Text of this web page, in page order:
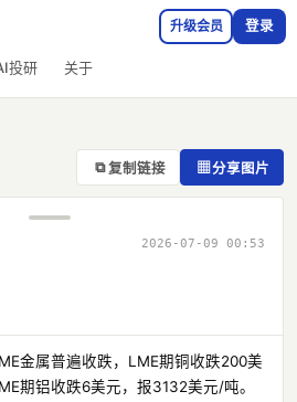
投研 关于
升级会员 登录
⧉ 复制链接 ▦分享图片
2026-07-09 00:53
金属普遍收跌，LME期铜收跌200美
期铝收跌6美元，报3132美元/吨。